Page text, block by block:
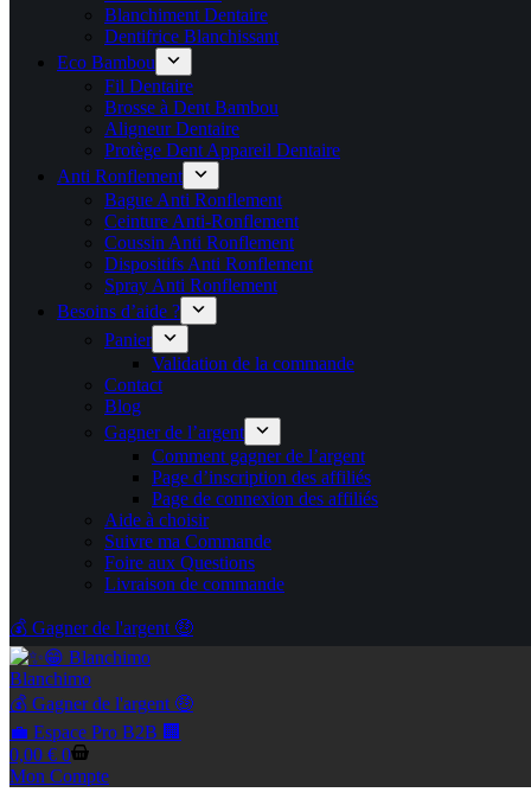
Blanchiment Dentaire
Dentifrice Blanchissant
Eco Bambou
Fil Dentaire
Brosse à Dent Bambou
Aligneur Dentaire
Protège Dent Appareil Dentaire
Anti Ronflement
Bague Anti Ronflement
Ceinture Anti-Ronflement
Coussin Anti Ronflement
Dispositifs Anti Ronflement
Spray Anti Ronflement
Besoins d’aide ?
Panier
Validation de la commande
Contact
Blog
Gagner de l’argent
Comment gagner de l’argent
Page d’inscription des affiliés
Page de connexion des affiliés
Aide à choisir
Suivre ma Commande
Foire aux Questions
Livraison de commande
💰 Gagner de l'argent 🤑
Blanchimo
💰 Gagner de l'argent 🤑
💼 Espace Pro B2B 🏢
Panier
d’achat
0,00 € 0
Mon Compte